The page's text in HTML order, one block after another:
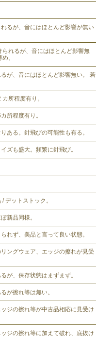
るが、音にはほとんど影響が無い
れるが、音にはほとんど影響無
。
が、音にはほとんど影響無い。 若
所程度有り。
所程度有り。
ある。針飛びの可能性も有る。
ズも盛大。頻繁に針飛び。
デットストック。
新品同様。
れず、美品と言って良い状態。
ングウェア、エッジの擦れが見受
が、保存状態はまずまず。
が擦れ等は無い。
ジの擦れ等が中古品相応に見受け
ジの擦れ等に加えて破れ、底抜け